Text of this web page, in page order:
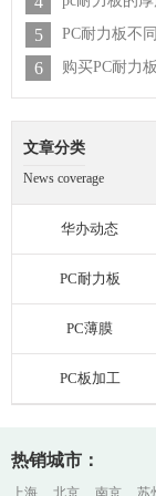
5 PC耐力板不
6 购买PC耐力
文章分类
News coverage
华办动态
PC耐力板
PC薄膜
PC板加工
热销城市：